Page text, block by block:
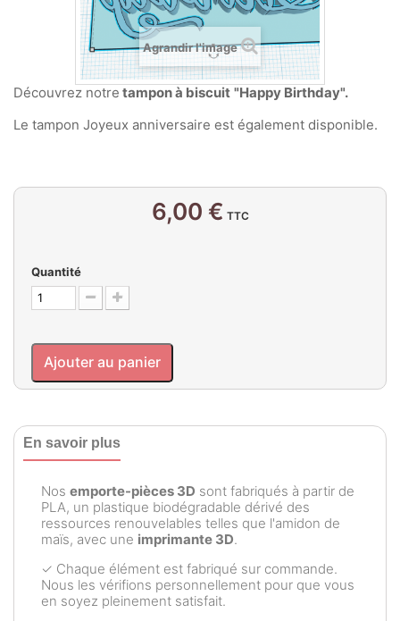
Agrandir l'image
Découvrez notre tampon à biscuit "Happy Birthday".
Le tampon Joyeux anniversaire est également disponible.
6,00 € TTC
Quantité
Ajouter au panier
En savoir plus
Nos emporte-pièces 3D sont fabriqués à partir de
PLA, un plastique biodégradable dérivé des
ressources renouvelables telles que l'amidon de
maïs, avec une imprimante 3D.
✓ Chaque élément est fabriqué sur commande.
Nous les vérifions personnellement pour que vous
en soyez pleinement satisfait.